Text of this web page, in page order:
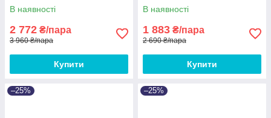
В наявності
2 772 ₴/пара
3 960 ₴/пара
Купити
В наявності
1 883 ₴/пара
2 690 ₴/пара
Купити
–25% –25%